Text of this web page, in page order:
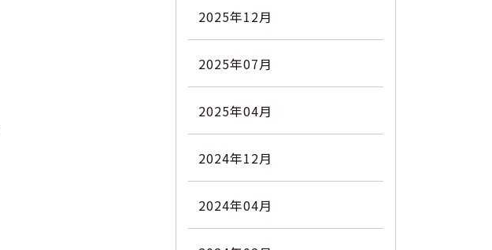
2025年12月
2025年07月
2025年04月
2024年12月
2024年04月